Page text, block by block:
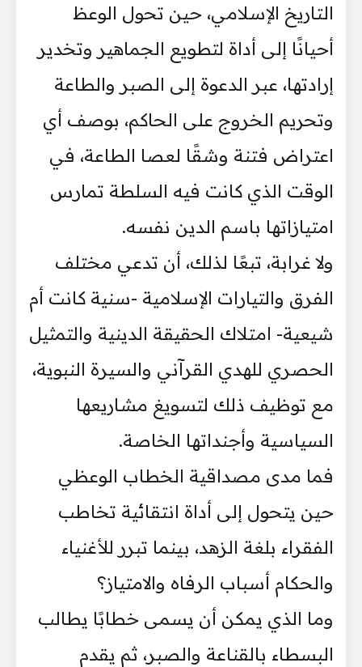
التاريخ الإسلامي، حين تحول الوعظ
أحيانًا إلى أداة لتطويع الجماهير وتخدير
إرادتها، عبر الدعوة إلى الصبر والطاعة
وتحريم الخروج على الحاكم، بوصف أي
اعتراض فتنة وشقًا لعصا الطاعة، في
الوقت الذي كانت فيه السلطة تمارس
امتيازاتها باسم الدين نفسه.
ولا غرابة، تبعًا لذلك، أن تدعي مختلف
الفرق والتيارات الإسلامية -سنية كانت أم
شيعية- امتلاك الحقيقة الدينية والتمثيل
الحصري للهدي القرآني والسيرة النبوية،
مع توظيف ذلك لتسويغ مشاريعها
السياسية وأجنداتها الخاصة.
فما مدى مصداقية الخطاب الوعظي
حين يتحول إلى أداة انتقائية تخاطب
الفقراء بلغة الزهد، بينما تبرر للأغنياء
والحكام أسباب الرفاه والامتياز؟
وما الذي يمكن أن يسمى خطابًا يطالب
البسطاء بالقناعة والصبر، ثم يقدم